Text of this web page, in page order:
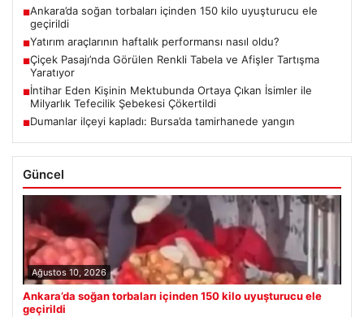
■Ankara’da soğan torbaları içinden 150 kilo uyuşturucu ele
geçirildi
■Yatırım araçlarının haftalık performansı nasıl oldu?
■Çiçek Pasajı’nda Görülen Renkli Tabela ve Afişler Tartışma
Yaratıyor
■İntihar Eden Kişinin Mektubunda Ortaya Çıkan İsimler ile
Milyarlık Tefecilik Şebekesi Çökertildi
■Dumanlar ilçeyi kapladı: Bursa’da tamirhanede yangın
Güncel
Ağustos 10, 2026
Ankara’da soğan torbaları içinden 150 kilo uyuşturucu ele
geçirildi